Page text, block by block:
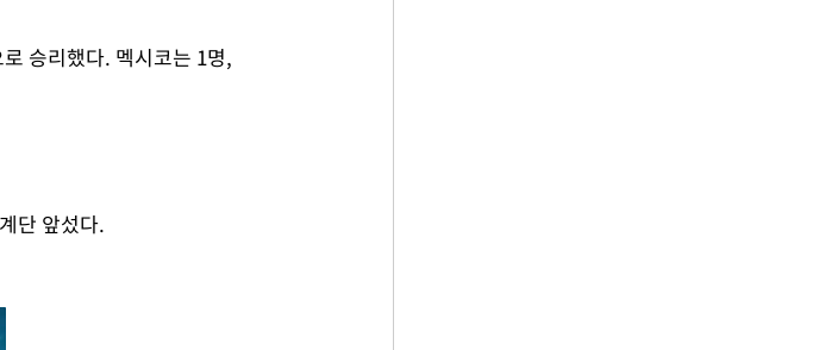
승리했다. 멕시코는 1명,
단 앞섰다.